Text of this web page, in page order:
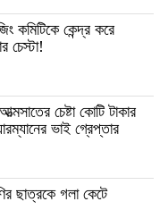
কমিটিকে কেন্দ্র করে
চেস্টা!
চেষ্টা কোটি টাকার
ভাই গ্রেপ্তার
ছাত্রকে গলা কেটে